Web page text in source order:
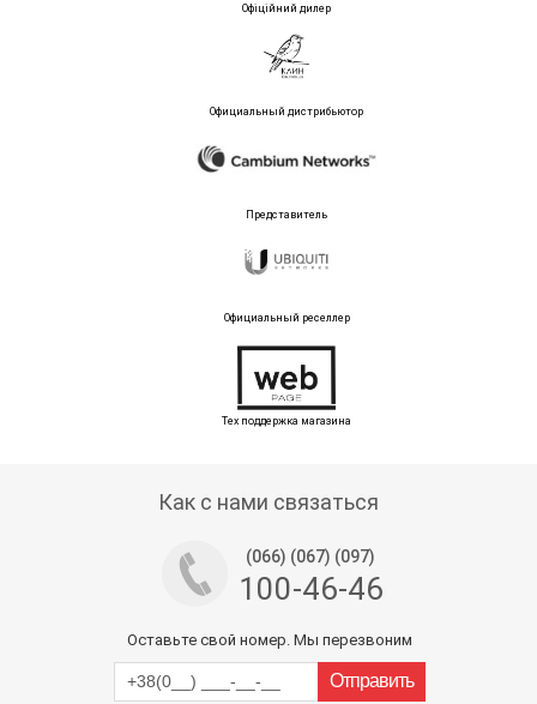
Офіційний дилер
Официальный дистрибьютор
Представитель
Официальный реселлер
Тех поддержка магазина
Как с нами связаться
(066) (067) (097)
100-46-46
Оставьте свой номер. Мы перезвоним